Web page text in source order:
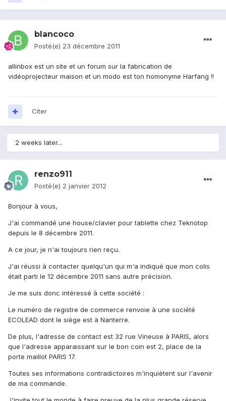
blancoco
Posté(e) 23 décembre 2011
allinbox est un site et un forum sur la fabrication de
vidéoprojecteur maison et un modo est ton homonyme Harfang !!
Citer
2 weeks later...
renzo911
Posté(e) 2 janvier 2012
Bonjour à vous,
J'ai commandé une house/clavier pour tablette chez Teknotop
depuis le 8 décembre 2011.
A ce jour, je n'ai toujours rien reçu.
J'ai réussi à contacter quelqu'un qui m'a indiqué que mon colis
était parti le 12 décembre 2011 sans autre précision.
Je me suis donc intéressé à cette société :
Le numéro de registre de commerce renvoie à une société
ECOLEAD dont le siège est à Nanterre.
De plus, l'adresse de contact est 32 rue Vineuse à PARIS, alors
que l'adresse apparaissant sur le bon coin est 2, place de la
porte maillot PARIS 17.
Toutes ses informations contradictoires m'inquiètent sur l'avenir
de ma commande.